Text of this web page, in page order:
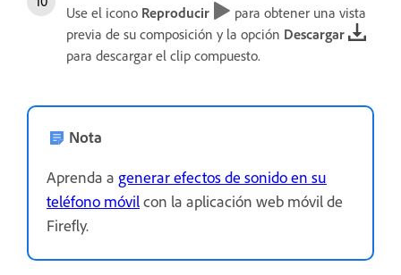
Use el icono Reproducir
para obtener una vista
previa de su composición y la opción Descargar
para descargar el clip compuesto.
Nota
Aprenda a generar efectos de sonido en su
teléfono móvilcon la aplicación web móvil de
Firefly.